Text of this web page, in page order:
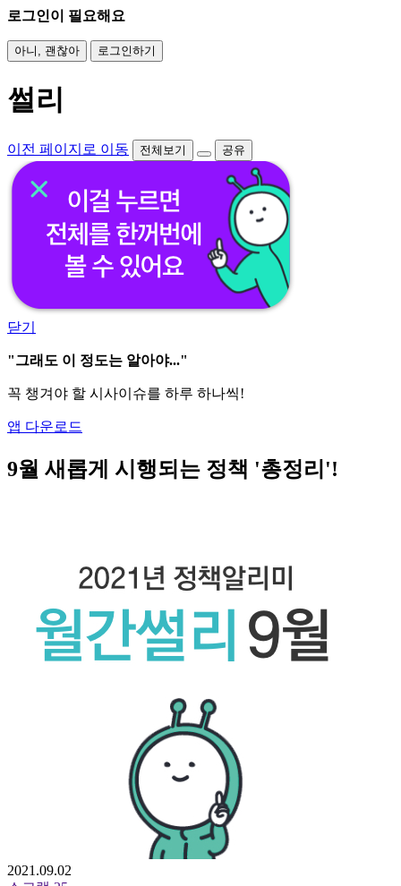
로그인이 필요해요
아니, 괜찮아 로그인하기
썰리
이전 페이지로 이동 전체보기 공유
닫기
"그래도 이 정도는 알아야..."
꼭 챙겨야 할 시사이슈를 하루 하나씩!
앱 다운로드
9월 새롭게 시행되는 정책 '총정리'!
2021.09.02